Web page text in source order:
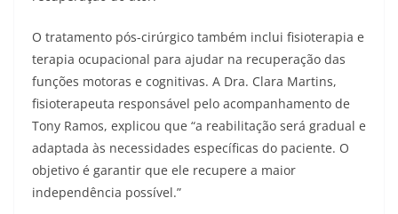
O tratamento pós-cirúrgico também inclui fisioterapia e
terapia ocupacional para ajudar na recuperação das
funções motoras e cognitivas. A Dra. Clara Martins,
fisioterapeuta responsável pelo acompanhamento de
Tony Ramos, explicou que “a reabilitação será gradual e
adaptada às necessidades específicas do paciente. O
objetivo é garantir que ele recupere a maior
independência possível.”